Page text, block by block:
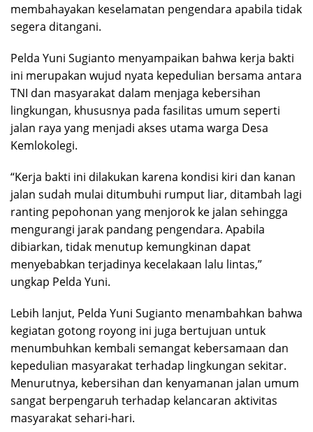
membahayakan keselamatan pengendara apabila tidak
segera ditangani.
Pelda Yuni Sugianto menyampaikan bahwa kerja bakti
ini merupakan wujud nyata kepedulian bersama antara
TNI dan masyarakat dalam menjaga kebersihan
lingkungan, khususnya pada fasilitas umum seperti
jalan raya yang menjadi akses utama warga Desa
Kemlokolegi.
“Kerja bakti ini dilakukan karena kondisi kiri dan kanan
jalan sudah mulai ditumbuhi rumput liar, ditambah lagi
ranting pepohonan yang menjorok ke jalan sehingga
mengurangi jarak pandang pengendara. Apabila
dibiarkan, tidak menutup kemungkinan dapat
menyebabkan terjadinya kecelakaan lalu lintas,”
ungkap Pelda Yuni.
Lebih lanjut, Pelda Yuni Sugianto menambahkan bahwa
kegiatan gotong royong ini juga bertujuan untuk
menumbuhkan kembali semangat kebersamaan dan
kepedulian masyarakat terhadap lingkungan sekitar.
Menurutnya, kebersihan dan kenyamanan jalan umum
sangat berpengaruh terhadap kelancaran aktivitas
masyarakat sehari-hari.